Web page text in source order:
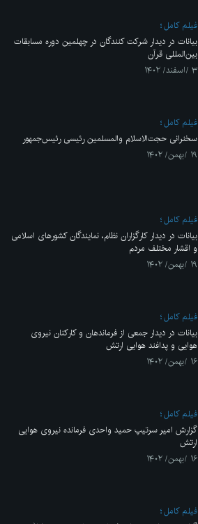
فیلم کامل
بیانات در دیدار شرکت کنندگان در چهلمین دوره مسابقات
بین‌المللی قرآن
۳ /اسفند/ ۱۴۰۲
فیلم کامل
سخنرانی حجت‌الاسلام والمسلمین رئیسی رئیس‌جمهور
۱۹ /بهمن/ ۱۴۰۲
فیلم کامل
بیانات در دیدار کارگزاران نظام، نمایندگان کشورهای اسلامی
و اقشار مختلف مردم
۱۹ /بهمن/ ۱۴۰۲
فیلم کامل
بیانات در دیدار جمعی از فرماندهان و کارکنان نیروی
هوایی و پدافند هوایی ارتش
۱۶ /بهمن/ ۱۴۰۲
فیلم کامل
گزارش امیر سرتیپ حمید واحدی فرمانده نیروی هوایی
ارتش
۱۶ /بهمن/ ۱۴۰۲
فیلم کامل